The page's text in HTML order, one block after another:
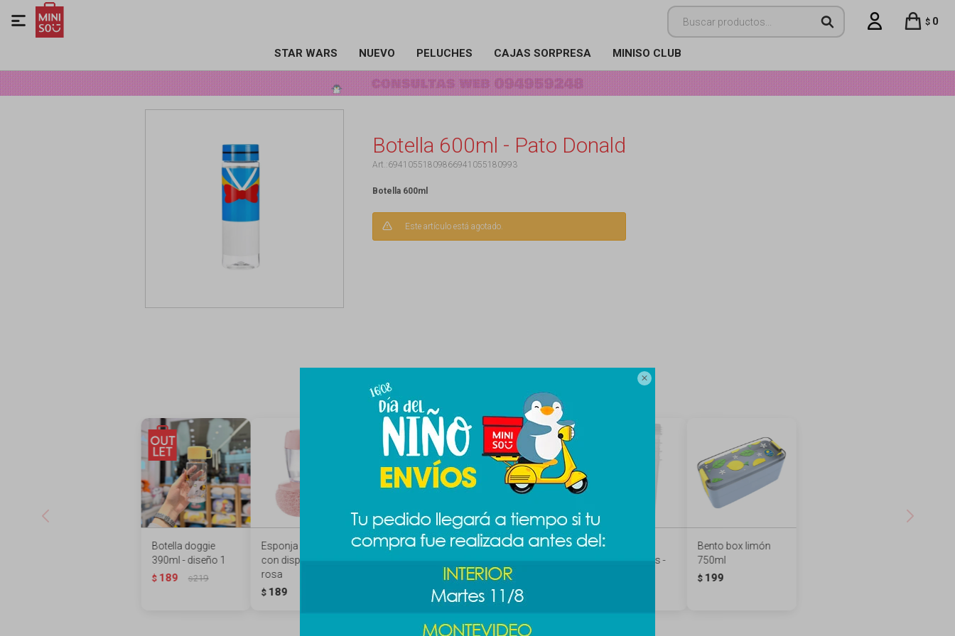

STAR WARS NUEVO PELUCHES CAJAS SORPRESA MINISO CLUB
$ 0

Botella 600ml - Pato Donald
69410551809866941055180993
Botella 600ml
Este artículo está agotado.
Productos que te pueden interesar
Botella doggie
390ml - diseño 1
$ 189 $219
Esponja cocina
con dispensador -
rosa
$ 189
Contenedor de
Contenedor
$ 189
Contenedor
alimentos 4 pcs -
Bento box limón
750ml
$ 199